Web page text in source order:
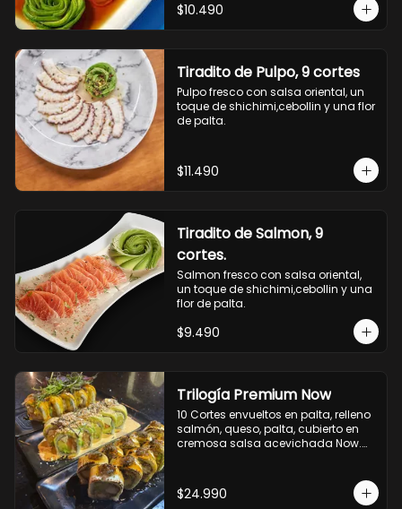
$10.490
Tiradito de Pulpo, 9 cortes
Pulpo fresco con salsa oriental, un
toque de shichimi,cebollin y una flor
de palta.
$11.490
Tiradito de Salmon, 9
cortes.
Salmon fresco con salsa oriental,
un toque de shichimi,cebollin y una
flor de palta.
$9.490
Trilogía Premium Now
10 Cortes envueltos en palta, relleno
salmón, queso, palta, cubierto en
cremosa salsa acevichada Now.
palta, cubierto con topping de
chimichurri de la casa flambeado.
$24.990